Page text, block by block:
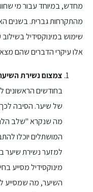
מחדש, במיוחד עבור מי
מהתקרחות גברית. בשנים
שימוש במינוקסידיל
אלו עיקרי הדברים שהם
צמצום נשירת
בחודשים הראשונים
של שיער. הסיבה
מה שנקרא "שלב
המושתלים יוכלו
למזער נשירת שיער
מינוקסידיל מסייע
השיער, מה שמסייע